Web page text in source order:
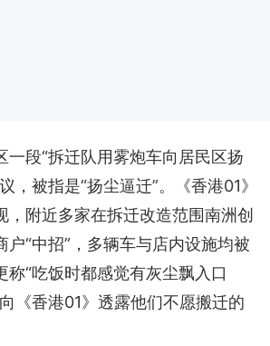
一段“拆迁队用雾炮车向居民区扬
，被指是“扬尘逼迁”。《香港01》
，附近多家在拆迁改造范围南洲创
户“中招”，多辆车与店内设施均被
称“吃饭时都感觉有灰尘飘入口
《香港01》透露他们不愿搬迁的